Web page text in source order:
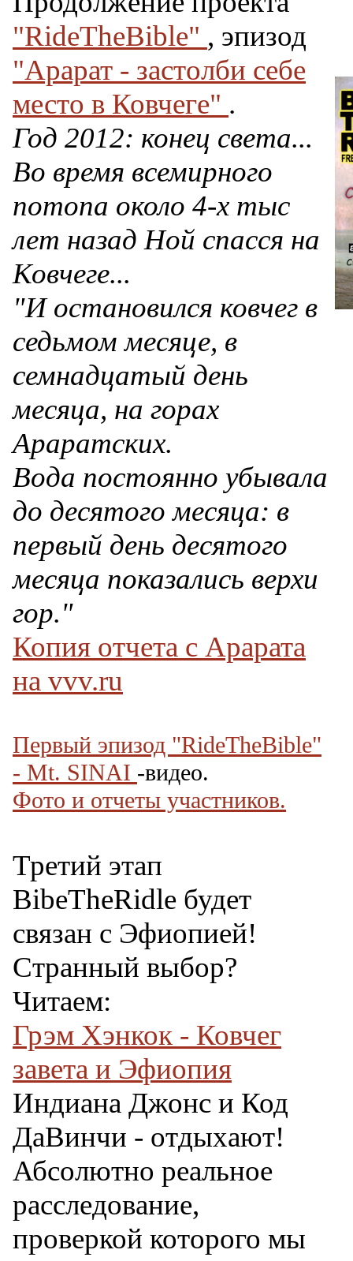
"RideTheBible" , эпизод
"Арарат - застолби себе
место в Ковчеге" .
Год 2012: конец света...
Во время всемирного
потопа около 4-х тыс
лет назад Ной спасся на
Ковчеге...
"И остановился ковчег в
седьмом месяце, в
семнадцатый день
месяца, на горах
Араратских.
Вода постоянно убывала
до десятого месяца: в
первый день десятого
месяца показались верхи
гор."
Копия отчета с Арарата
на vvv.ru
Первый эпизод "RideTheBible"
- Mt. SINAI -видео.
Фото и отчеты участников.
Третий этап
BibeTheRidle будет
связан с Эфиопией!
Странный выбор?
Читаем:
Грэм Хэнкок - Ковчег
завета и Эфиопия
Индиана Джонс и Код
ДаВинчи - отдыхают!
Абсолютно реальное
расследование,
проверкой которого мы